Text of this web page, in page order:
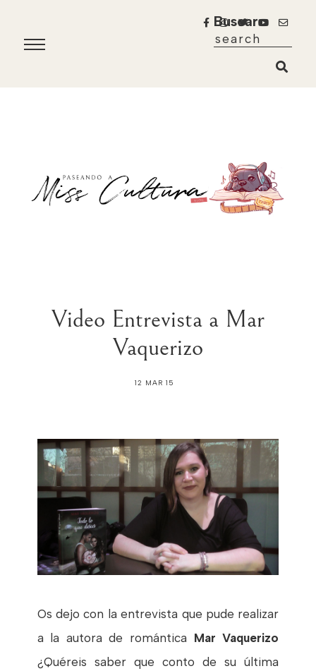
Buscar
Video Entrevista a Mar
Vaquerizo
12 MAR 15
Os dejo con la entrevista que pude realizar
a la autora de romántica Mar Vaquerizo
¿Quéreis saber que conto de su última